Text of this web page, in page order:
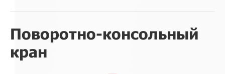
Поворотно-консольный
кран